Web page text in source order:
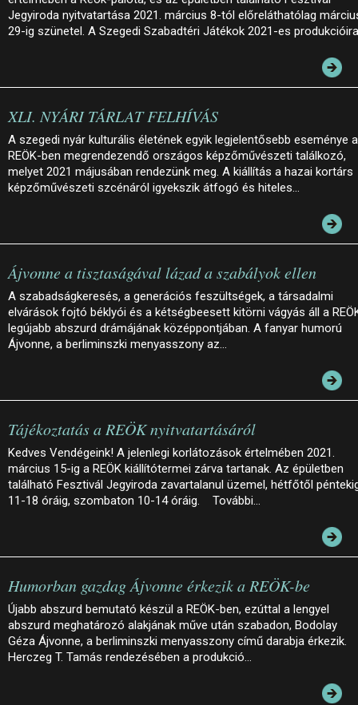
Jegyiroda nyitvatartása 2021. március 8-tól előreláthatólag
29-ig szünetel. A Szegedi Szabadtéri Játékok 2021-es
XLI. NYÁRI TÁRLAT FELHÍVÁS
A szegedi nyár kulturális életének egyik legjelentősebb eseménye a
REÖK-ben megrendezendő országos képzőművészeti találkozó,
melyet 2021 májusában rendezünk meg. A kiállítás a hazai kortárs
képzőművészeti szcénáról igyekszik átfogó és hiteles…
Ájvonne a tisztaságával lázad a szabályok ellen
A szabadságkeresés, a generációs feszültségek, a társadalmi
elvárások fojtó béklyói és a kétségbeesett kitörni vágyás áll a
legújabb abszurd drámájának középpontjában. A fanyar humorú
Ájvonne, a berliminszki menyasszony az…
Tájékoztatás a REÖK nyitvatartásáról
Kedves Vendégeink! A jelenlegi korlátozások értelmében 2021.
március 15-ig a REÖK kiállítótermei zárva tartanak. Az épületben
található Fesztivál Jegyiroda zavartalanul üzemel, hétfőtől
11-18 óráig, szombaton 10-14 óráig. További…
Humorban gazdag Ájvonne érkezik a REÖK-be
Újabb abszurd bemutató készül a REÖK-ben, ezúttal a lengyel
abszurd meghatározó alakjának műve után szabadon, Bodolay
Géza Ájvonne, a berliminszki menyasszony című darabja érkezik.
Herczeg T. Tamás rendezésében a produkció…